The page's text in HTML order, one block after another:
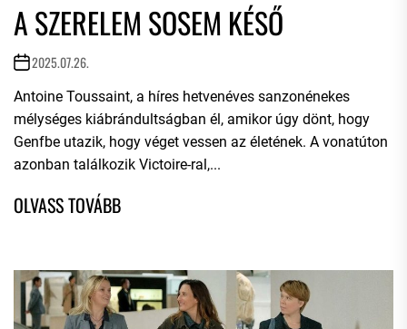
A SZERELEM SOSEM KÉSŐ
2025.07.26.
Antoine Toussaint, a híres hetvenéves sanzonénekes
mélységes kiábrándultságban él, amikor úgy dönt, hogy
Genfbe utazik, hogy véget vessen az életének. A vonatúton
azonban találkozik Victoire-ral,...